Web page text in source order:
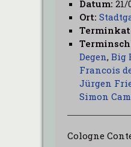
Datum: 21/
Ort:
Degen, Big
Francois
Jürgen
Simon
Cologne